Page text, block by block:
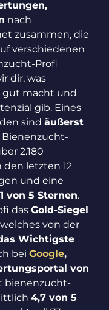
nach
zusammen, die
verschiedenen
Profi
dir, was
gut macht und
gib. Eines
sind äußerst
Bienenzucht-
2.180
letzten 12
und eine
von 5 Sternen.
das Gold-Siegel
von der
Wichtigste
bei Google,
von
bienenzucht-
4,7 von 5